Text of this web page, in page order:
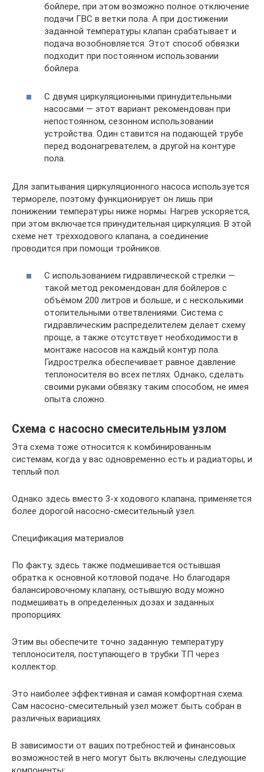
бойлере, при этом возможно полное отключение
подачи ГВС в ветки пола. А при достижении
заданной температуры клапан срабатывает и
подача возобновляется. Этот способ обвязки
подходит при постоянном использовании
бойлера.
С двумя циркуляционными принудительными
насосами — этот вариант рекомендован при
непостоянном, сезонном использовании
устройства. Один ставится на подающей трубе
перед водонагревателем, а другой на контуре
пола.
Для запитывания циркуляционного насоса используется
термореле, поэтому функционирует он лишь при
понижении температуры ниже нормы. Нагрев ускоряется,
при этом включается принудительная циркуляция. В этой
схеме нет трёхходового клапана, а соединение
проводится при помощи тройников.
С использованием гидравлической стрелки —
такой метод рекомендован для бойлеров с
объёмом 200 литров и больше, и с несколькими
отопительными ответвлениями. Система с
гидравлическим распределителем делает схему
проще, а также отсутствует необходимости в
монтаже насосов на каждый контур пола.
Гидрострелка обеспечивает равное давление
теплоносителя во всех петлях. Однако, сделать
своими руками обвязку таким способом, не имея
опыта сложно.
Схема с насосно смесительным узлом
Эта схема тоже относится к комбинированным
системам, когда у вас одновременно есть и радиаторы, и
теплый пол.
Однако здесь вместо 3-х ходового клапана, применяется
более дорогой насосно-смесительный узел.
Спецификация материалов
По факту, здесь также подмешивается остывшая
обратка к основной котловой подаче. Но благодаря
балансировочному клапану, остывшую воду можно
подмешивать в определенных дозах и заданных
пропорциях.
Этим вы обеспечите точно заданную температуру
теплоносителя, поступающего в трубки ТП через
коллектор.
Это наиболее эффективная и самая комфортная схема.
Сам насосно-смесительный узел может быть собран в
различных вариациях.
В зависимости от ваших потребностей и финансовых
возможностей в него могут быть включены следующие